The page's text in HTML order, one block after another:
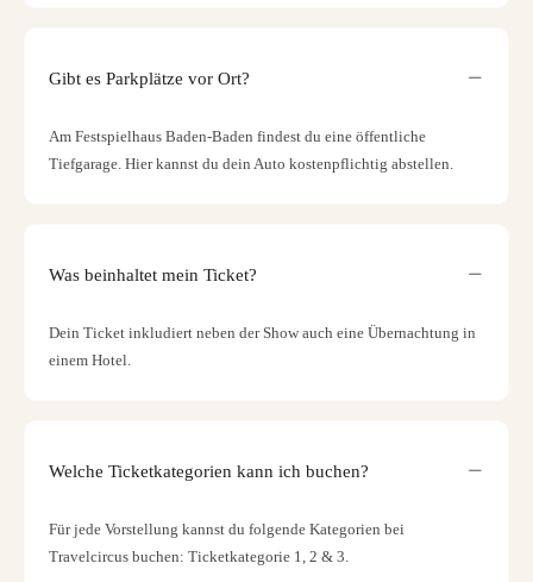
Gibt es Parkplätze vor Ort?
Am Festspielhaus Baden-Baden findest du eine öffentliche
Tiefgarage. Hier kannst du dein Auto kostenpflichtig abstellen.
Was beinhaltet mein Ticket?
Dein Ticket inkludiert neben der Show auch eine Übernachtung in
einem Hotel.
Welche Ticketkategorien kann ich buchen?
Für jede Vorstellung kannst du folgende Kategorien bei
Travelcircus buchen: Ticketkategorie 1, 2 & 3.